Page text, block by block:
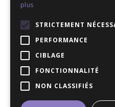
© 2026 - Mélanie T.
plus
STRICTEMENT
PERFORMANCE
CIBLAGE
FONCTIONNALITÉ
NON CLASSIFIÉS